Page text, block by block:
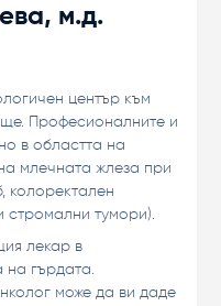
м.д.
център към
Професионалните и
в областта на
млечната жлеза при
колоректален
стромални тумори).
лекар в
гърдата.
може да ви даде